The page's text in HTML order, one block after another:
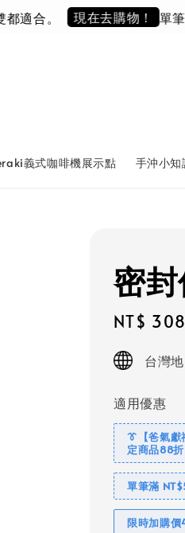
合。 現在去購物！ 單筆滿
義式咖啡機展示點 手沖小知
密
Sale
price
NT$ 308
台灣
適用優惠
👔【爸氣
定商品88折
單筆滿
限時加購